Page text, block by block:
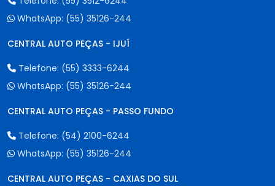
WhatsApp: (55) 35126-244
CENTRAL AUTO PEÇAS - IJUÍ
Telefone: (55) 3333-6244
WhatsApp: (55) 35126-244
CENTRAL AUTO PEÇAS - PASSO FUNDO
Telefone: (54) 2100-6244
WhatsApp: (55) 35126-244
CENTRAL AUTO PEÇAS - CAXIAS DO SUL